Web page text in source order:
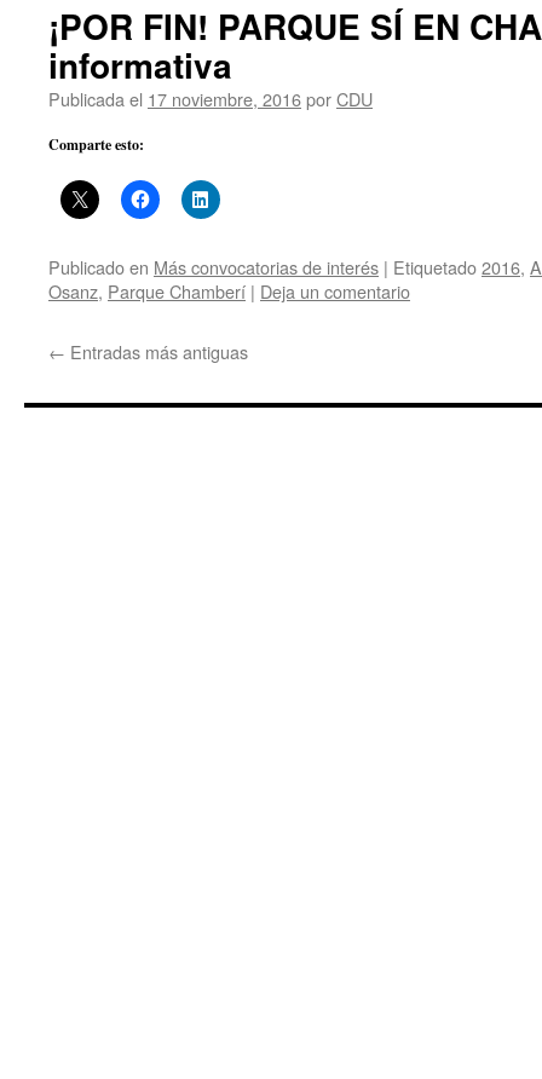
¡POR FIN! PARQUE SÍ EN
informativa
Publicada el 17 noviembre, 2016porCDU
Comparte esto:
Publicado en Más convocatorias de interés | Etiquetado2016,
Osanz, Parque Chamberí | Deja un comentario
← Entradas más antiguas